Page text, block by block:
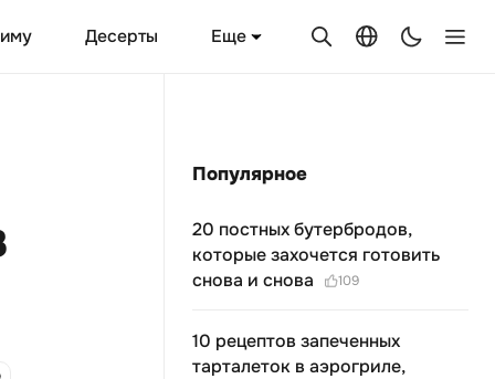
Десерты Еще
Популярное
20 постных бутербродов,
которые захочется готовить
снова и снова
109
10 рецептов запеченных
тарталеток в аэрогриле,